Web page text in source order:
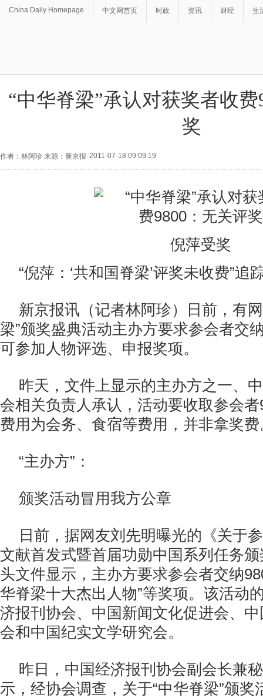
China Daily Homepage 中文网首页 时政 资讯 财经 生
“中华脊梁”承认对获奖者收
奖
作者：林阿珍 来源：新京报 2011-07-18 09:09:19
倪萍受奖
“倪萍：‘共和国脊梁’评奖未收费”追
新京报讯（记者林阿珍）日前，有
梁”颁奖盛典活动主办方要求参会者交
可参加人物评选、申报奖项。
昨天，文件上显示的主办方之一、
会相关负责人承认，活动要收取参会
费用为会务、食宿等费用，并非拿奖费
“主办方”：
颁奖活动冒用我方公章
日前，据网友刘先明曝光的《关于
文献首发式暨首届功勋中国系列任务
头文件显示，主办方要求参会者交纳
华脊梁十大杰出人物”等奖项。该活动
济报刊协会、中国新闻文化促进会、
会和中国纪实文学研究会。
昨日，中国经济报刊协会副会长兼
示，经协会调查，关于“中华脊梁”颁奖